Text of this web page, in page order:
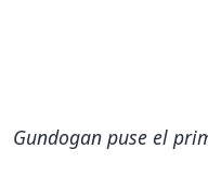
Gundogan puse el